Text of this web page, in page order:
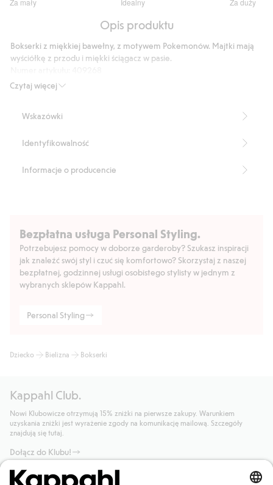
Za mały Idealny Za duży
na
6
głosów
Opis produktu
Czytaj więcej
Bokserki z miękkiej bawełny, z motywem Pokemonów. Majtki mają
wyściółkę z przodu i miękki ściągacz w pasie.
Wskazówki
Identyfikowalność
Informacje o producencie
Bezpłatna usługa Personal Styling.
Potrzebujesz pomocy w doborze garderoby? Szukasz inspiracji
jak znaleźć swój styl i czuć się komfortowo? Skorzystaj z naszej
bezpłatnej, godzinnej usługi osobistego stylisty w jednym z
wybranych sklepów Kappahl.
Personal Styling
Dziecko Bielizna Bokserki
Kappahl Club.
Nowi Klubowicze otrzymują 15% zniżki na pierwsze zakupy. Warunkiem
uzyskania zniżki jest wyrażenie zgody na komunikację mailową. Szczegóły
znajdują się tutaj.
Dołącz do Klubu!